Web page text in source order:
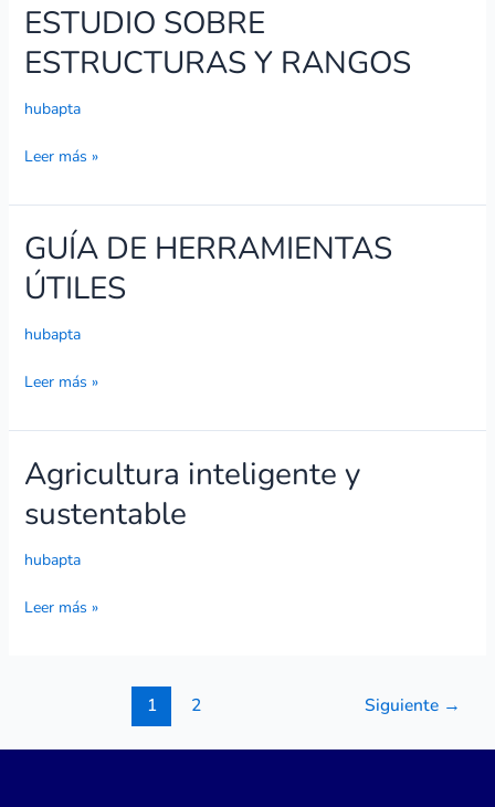
ESTUDIO SOBRE
ESTRUCTURAS Y RANGOS
hubapta
ESTUDIO
SOBRE
ESTRUCTURAS
RANGOS
Leer más »
GUÍA DE HERRAMIENTAS
ÚTILES
hubapta
GUÍA
DE
HERRAMIENTAS
Leer más »
Agricultura inteligente y
sustentable
hubapta
Agricultura
inteligente
y
Leer más »
1 2 Siguiente →